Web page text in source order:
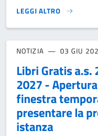
LEGGI ALTRO
CONTRIBUTI SULLE
NOTIZIA 03 GIU
Libri Gratis a.s.
2027 -
finestra
presentare la
istanza